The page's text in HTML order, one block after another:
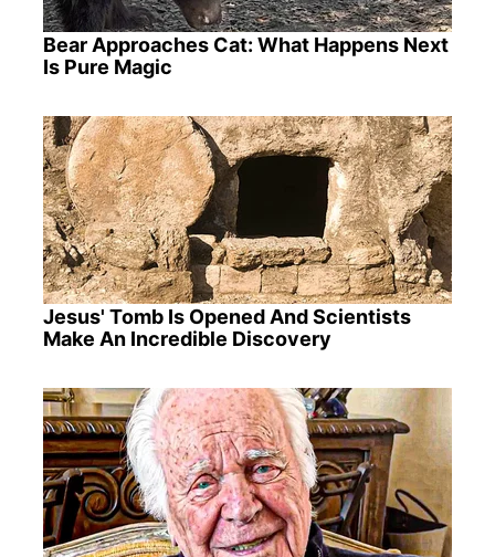
Bear Approaches Cat: What Happens Next
Is Pure Magic
Jesus' Tomb Is Opened And Scientists
Make An Incredible Discovery